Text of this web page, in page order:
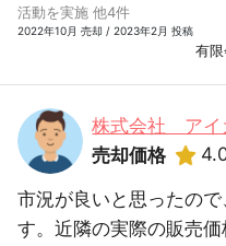
活動を実施 他4件
2022年10月 売却 / 2023年2月 投稿
有
株式会社 アイ
売却価格
市況が良いと思ったの
す。近隣の実際の販売